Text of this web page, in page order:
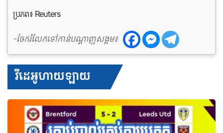
ប្រភព៖ Reuters
-ចែករំលែកទៅកាន់បណ្តាញសង្គម៖
វីដេអូហាយឡាយ